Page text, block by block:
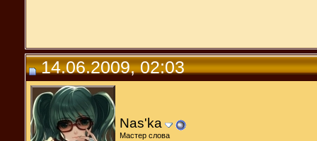
14.06.2009, 02:03
Nas'ka
Мастер слова